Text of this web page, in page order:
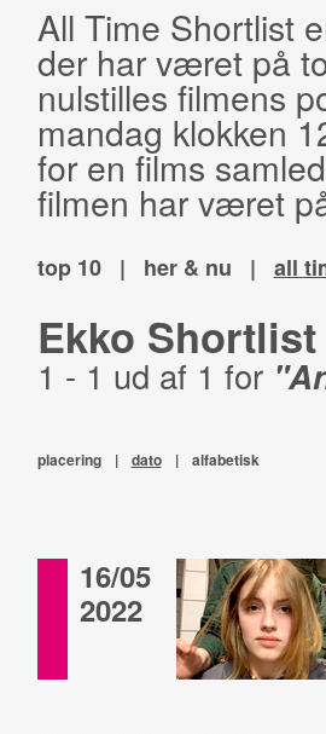
All Time Shortlist
der har været på
nulstilles filmens
mandag klokken
for en films
filmen har været
top 10 | her & nu | all
Ekko Shortlist
1 - 1 ud af 1 for
placering | dato | alfabetisk
16/05
2022